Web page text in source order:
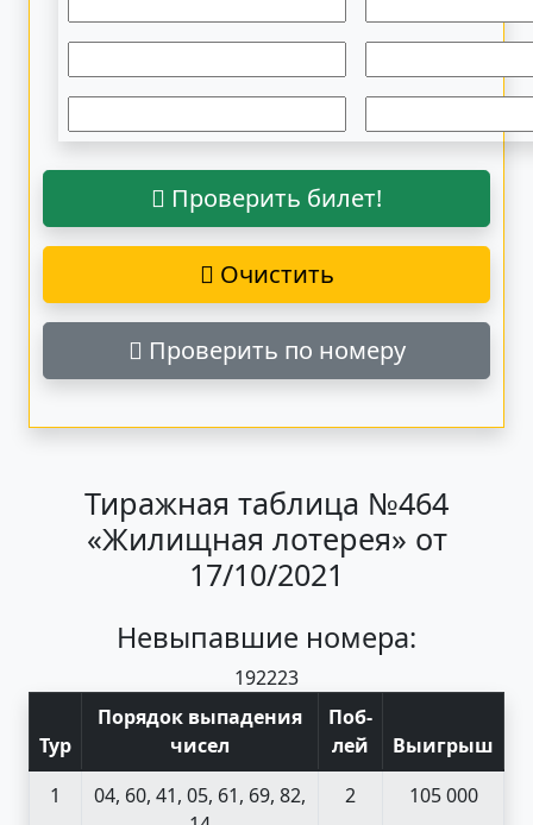
Проверить билет!
Очистить
Проверить по номеру
Тиражная таблица №464
«Жилищная лотерея» от
17/10/2021
Невыпавшие номера:
192223
Тур
Порядок выпадения
чисел
Поб-
лей
Выигрыш
1
04, 60, 41, 05, 61, 69, 82,
2 105 000